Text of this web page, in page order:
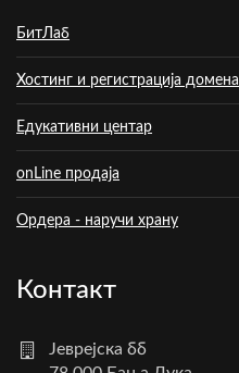
БитЛаб
Хостинг и регистрација домена
Едукативни центар
onLine продаја
Ордера - наручи храну
Контакт
Јеврејска бб